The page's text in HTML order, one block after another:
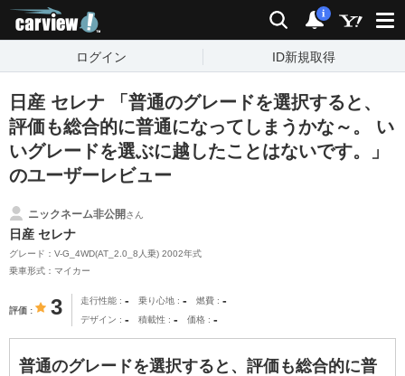
検索 通知
i
ログイン ID新規取得
日産 セレナ 「普通のグレードを選択すると、
評価も総合的に普通になってしまうかな～。 い
いグレードを選ぶに越したことはないです。」
のユーザーレビュー
ニックネーム非公開さん
日産 セレナ
グレード：V-G_4WD(AT_2.0_8人乗) 2002年式
乗車形式：マイカー
評価 3 走行性能 - 乗り心地 - 燃費 -
デザイン - 積載性 - 価格 -
普通のグレードを選択すると、評価も総合的に普